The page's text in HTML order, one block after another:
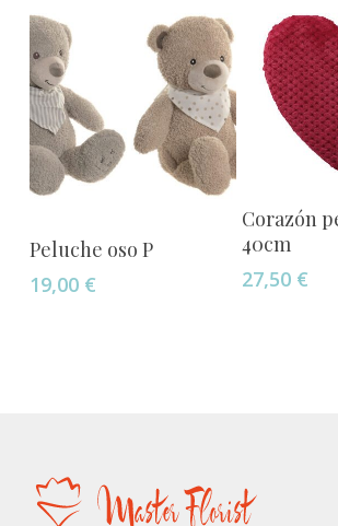
opciones
se
pueden
elegir
en
la
página
producto Añadir Al Carrito
Peluche oso P
19,00 €
Corazón
40cm
27,50 €